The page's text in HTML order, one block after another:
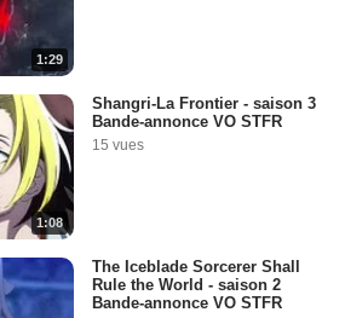
1:29
1:08
Shangri-La Frontier - saison 3
Bande-annonce VO STFR
15 vues
The Iceblade Sorcerer Shall
Rule the World - saison 2
Bande-annonce VO STFR